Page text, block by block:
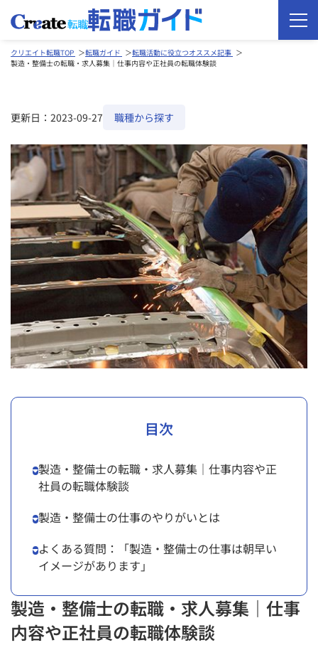
クリエイト転職TOP 転職ガイド
転職活動に役立つオススメ記事
製造・整備士の転職・求人募集｜仕事内容や正社員の転職体験談
更新日：2023-09-27 職種から探す
目次
製造・整備士の転職・求人募集｜仕事内容や正
社員の転職体験談
製造・整備士の仕事のやりがいとは
よくある質問：「製造・整備士の仕事は朝早い
イメージがあります」
製造・整備士の転職・求人募集｜仕事
内容や正社員の転職体験談